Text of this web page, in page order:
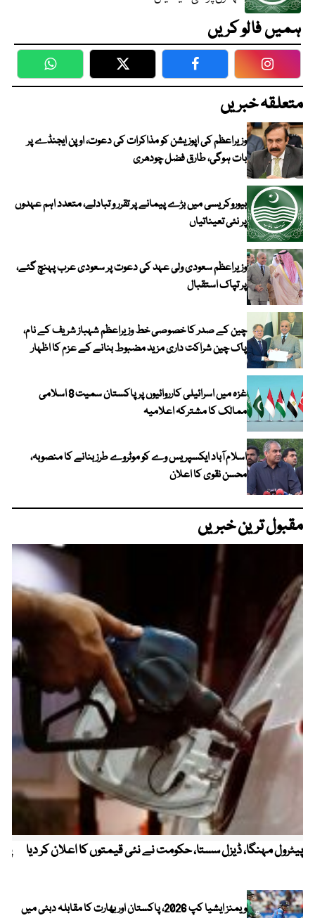
ہمیں فالو کریں
WhatsApp Twitter Facebook
متعلقہ خبریں
وزیراعظم کی اپوزیشن کو مذاکرات کی دعوت، اوپن ایجنڈے پر
بات ہوگی، طارق فضل چودھری
بیوروکریسی میں بڑے پیمانے پر تقرر و تبادلے، متعدد اہم عہدوں
پر نئی تعیناتیاں
وزیراعظم سعودی ولی عہد کی دعوت پر سعودی عرب پہنچ گئے،
پر تپاک استقبال
چین کے صدر کا خصوصی خط وزیراعظم شہباز شریف کے نام،
پاک چین شراکت داری مزید مضبوط بنانے کے عزم کا اظہار
غزہ میں اسرائیلی کارروائیوں پر پاکستان سمیت 8 اسلامی
ممالک کا مشترکہ اعلامیہ
اسلام آباد ایکسپریس وے کو موٹروے طرز بنانے کا منصوبہ،
محسن نقوی کا اعلان
مقبول ترین خبریں
پیٹرول مہنگا، ڈیزل سستا، حکومت نے نئی قیمتوں کا اعلان کر دیا
ویمنز ایشیا کپ 2026، پاکستان اور بھارت کا مقابلہ دبئی میں